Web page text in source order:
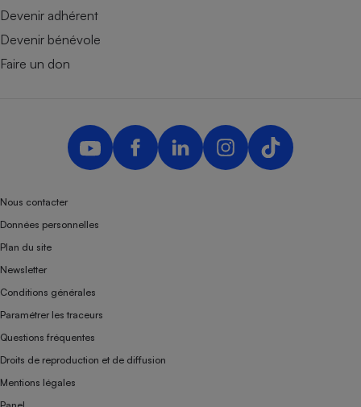
Devenir adhérent
Devenir bénévole
Faire un don
Nous contacter
Données personnelles
Plan du site
Newsletter
Conditions générales
Paramétrer les traceurs
Questions fréquentes
Droits de reproduction et de diffusion
Mentions légales